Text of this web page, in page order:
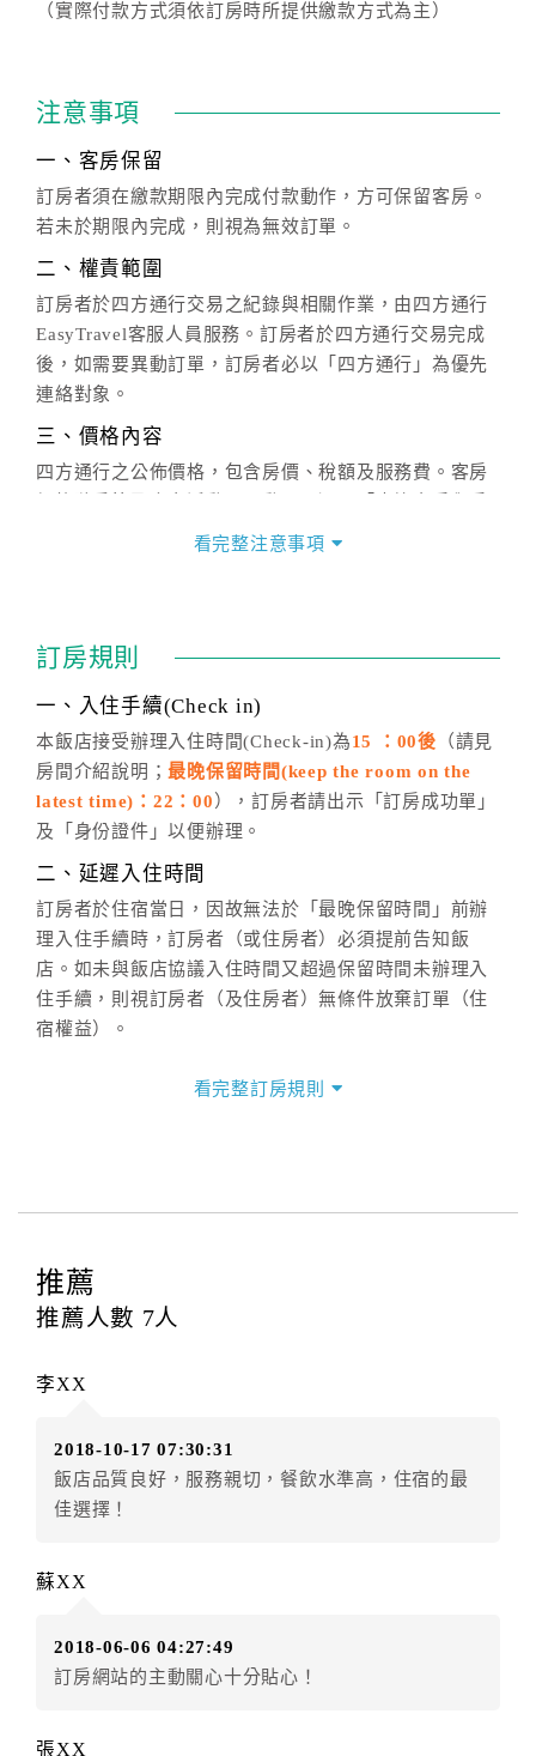
（實際付款方式須依訂房時所提供繳款方式為主）
注意事項
一、客房保留
訂房者須在繳款期限內完成付款動作，方可保留客房。
若未於期限內完成，則視為無效訂單。
二、權責範圍
訂房者於四方通行交易之紀錄與相關作業，由四方通行
EasyTravel客服人員服務。訂房者於四方通行交易完成
後，如需要異動訂單，訂房者必以「四方通行」為優先
連絡對象。
三、價格內容
四方通行之公佈價格，包含房價、稅額及服務費。客房
價」之當日價格為標準。
話方式異動訂單。
※非客服時間之申辦異動，皆為次日計算及辦理。
五、客服時間
週一至週日，上午9:00～晚上6:00
六、聯絡方式
(07)9682715 。
看完整注意事項
訂房規則
一、入住手續(Check in)
本飯店接受辦理入住時間(Check-in)為15 ：00後 （請見
房間介紹說明；最晚保留時間(keep the room on the
latest time)：22：00 ），訂房者請出示「訂房成功單」
及「身份證件」以便辦理。
二、延遲入住時間
訂房者於住宿當日，因故無法於「最晚保留時間」前辦
理入住手續時，訂房者（或住房者）必須提前告知飯
店。如未與飯店協議入住時間又超過保留時間未辦理入
住手續，則視訂房者（及住房者）無條件放棄訂單（住
宿權益）。
四、訂單異動
提出申辦不得異動訂單。
每筆訂單異動限定
辦理取消退款。
房者應補足差額。（限原訂飯店）
房者不得要求退其差額。（限原訂飯店）
五、保留住宿權益(保留住房)
（提出申辦日為保留起算日）
店客滿，敬請及早計畫，如逾時未提出申辦，視同無條
件放棄訂單（住宿權益）。 （限原訂飯店使用）
得辦理取消退款。
看完整訂房規則
推薦
推薦人數 7人
李XX
2018-10-17 07:30:31
飯店品質良好，服務親切，餐飲水準高，住宿的最
佳選擇！
蘇XX
2018-06-06 04:27:49
訂房網站的主動關心十分貼心！
張XX